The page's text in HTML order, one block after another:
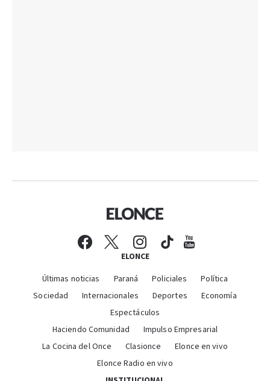
ELONCE
Últimas noticias Paraná Policiales
Política
Sociedad
Internacionales Deportes
Economía
Espectáculos
Haciendo Comunidad
Impulso Empresarial
La Cocina del Once
Clasionce
Elonce en vivo
Elonce Radio en vivo